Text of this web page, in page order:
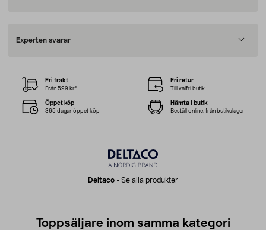
Experten svarar
Deltaco - Se alla produkter
Fri frakt
Från 599 kr*
Fri retur
Till valfri butik
Öppet köp
365 dagar öppet köp
Hämta i butik
Beställ online, från butikslager
Toppsäljare inom samma kategori